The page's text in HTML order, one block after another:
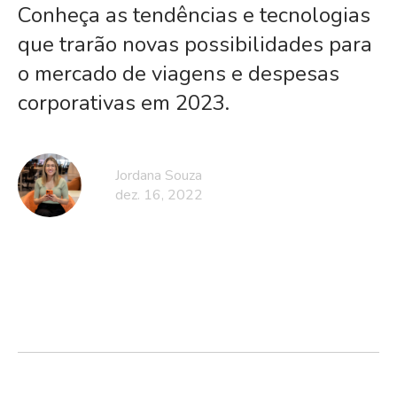
Conheça as tendências e tecnologias
que trarão novas possibilidades para
o mercado de viagens e despesas
corporativas em 2023.
Jordana Souza
dez. 16, 2022